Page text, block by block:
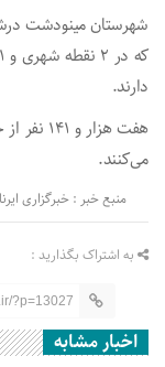
دارند.
هفت
می‌کنند.
منبع خبر : خبرگزاری ایرنا
به اشتراک بگذارید :
?p=13027
اخبار مشابه